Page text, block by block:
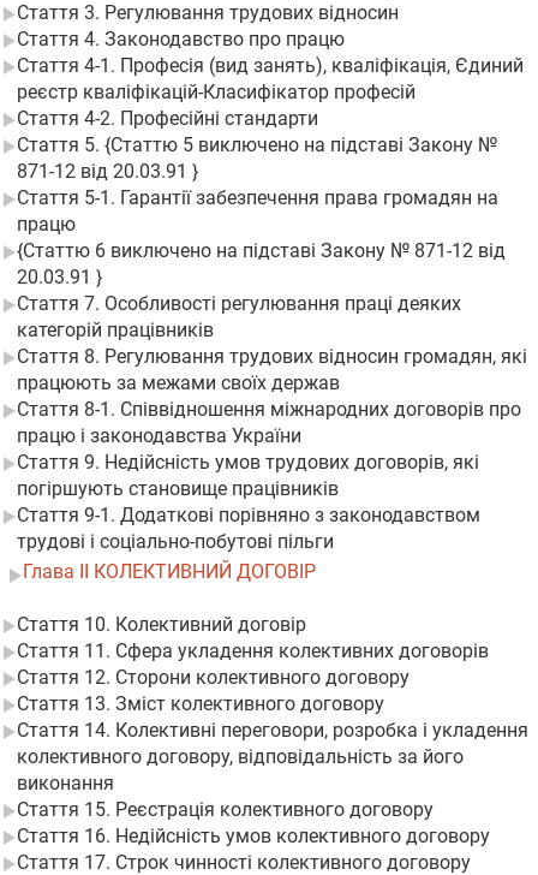
Стаття 3. Регулювання трудових відносин
Стаття 4. Законодавство про працю
Стаття 4-1. Професія (вид занять), кваліфікація, Єдиний
реєстр кваліфікацій-Класифікатор професій
Стаття 4-2. Професійні стандарти
Стаття 5. {Статтю 5 виключено на підставі Закону №
871-12 від 20.03.91 }
Стаття 5-1. Гарантії забезпечення права громадян на
працю
{Статтю 6 виключено на підставі Закону № 871-12 від
20.03.91 }
Стаття 7. Особливості регулювання праці деяких
категорій працівників
Стаття 8. Регулювання трудових відносин громадян, які
працюють за межами своїх держав
Стаття 8-1. Співвідношення міжнародних договорів про
працю і законодавства України
Стаття 9. Недійсність умов трудових договорів, які
погіршують становище працівників
Стаття 9-1. Додаткові порівняно з законодавством
трудові і соціально-побутові пільги
Глава II КОЛЕКТИВНИЙ ДОГОВІР
Стаття 10. Колективний договір
Стаття 11. Сфера укладення колективних договорів
Стаття 12. Сторони колективного договору
Стаття 13. Зміст колективного договору
Стаття 14. Колективні переговори, розробка і укладення
колективного договору, відповідальність за його
виконання
Стаття 15. Реєстрація колективного договору
Стаття 16. Недійсність умов колективного договору
Стаття 17. Строк чинності колективного договору